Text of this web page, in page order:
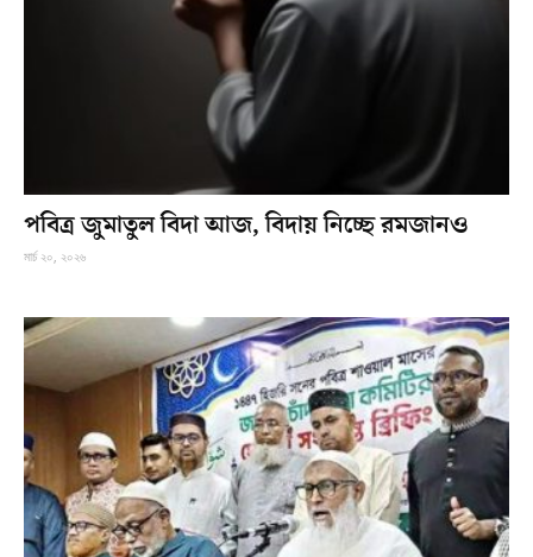
পবিত্র জুমাতুল বিদা আজ, বিদায় নিচ্ছে রমজানও
মার্চ ২০, ২০২৬